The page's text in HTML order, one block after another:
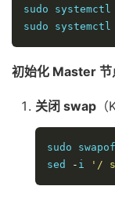
sudo
sudo
初始化 Master 节
关闭 swap
sudo
sed
- i '/